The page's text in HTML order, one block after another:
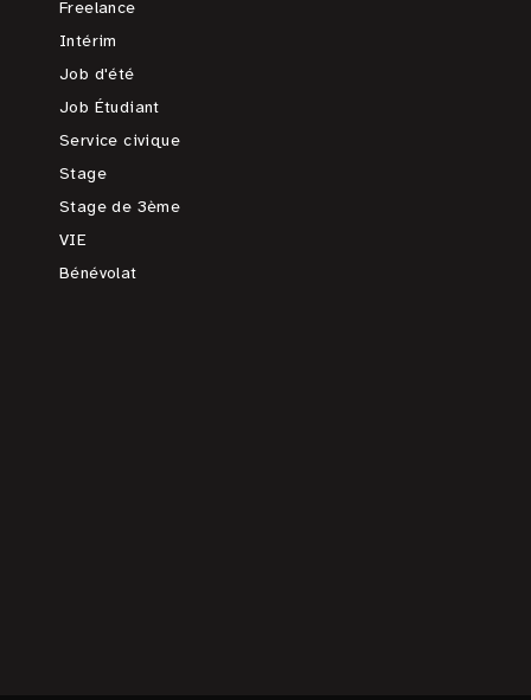
Freelance
Intérim
Job d'été
Job Étudiant
Service civique
Stage
Stage de 3ème
VIE
Bénévolat